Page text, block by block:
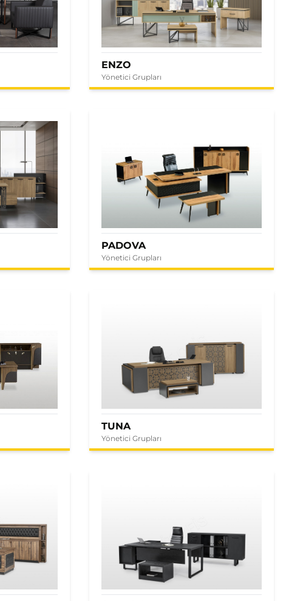
ENZO
Yönetici Grupları
PADOVA
Yönetici Grupları
TUNA
Yönetici Grupları